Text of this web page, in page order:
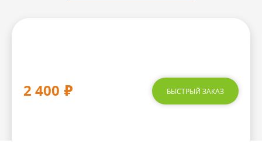
2 400 ₽ БЫСТРЫЙ ЗАКАЗ